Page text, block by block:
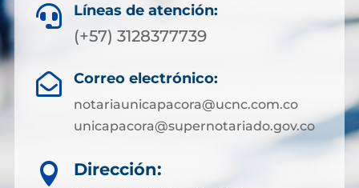
 Líneas de atención:
(+57) 3128377739
 Correo electrónico:
notariaunicapacora@ucnc.com.co
unicapacora@supernotariado.gov.co

Dirección: